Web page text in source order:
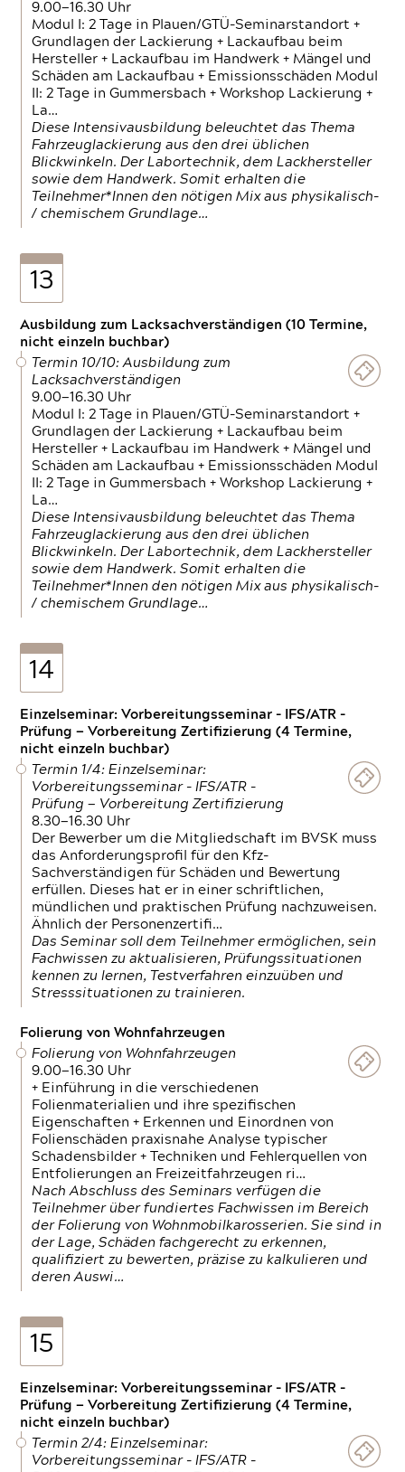
9.00—16.30 Uhr
Modul I: 2 Tage in Plauen/GTÜ-Seminarstandort +
Grundlagen der Lackierung + Lackaufbau beim
Hersteller + Lackaufbau im Handwerk + Mängel und
Schäden am Lackaufbau + Emissionsschäden Modul
II: 2 Tage in Gummersbach + Workshop Lackierung +
La…
Diese Intensivausbildung beleuchtet das Thema
Fahrzeuglackierung aus den drei üblichen
Blickwinkeln. Der Labortechnik, dem Lackhersteller
sowie dem Handwerk. Somit erhalten die
Teilnehmer*Innen den nötigen Mix aus physikalisch-
/ chemischem Grundlage…
13
Ausbildung zum Lacksachverständigen (10 Termine,
nicht einzeln buchbar)
Termin 10/10: Ausbildung zum
Lacksachverständigen
9.00—16.30 Uhr
Modul I: 2 Tage in Plauen/GTÜ-Seminarstandort +
Grundlagen der Lackierung + Lackaufbau beim
Hersteller + Lackaufbau im Handwerk + Mängel und
Schäden am Lackaufbau + Emissionsschäden Modul
II: 2 Tage in Gummersbach + Workshop Lackierung +
La…
Diese Intensivausbildung beleuchtet das Thema
Fahrzeuglackierung aus den drei üblichen
Blickwinkeln. Der Labortechnik, dem Lackhersteller
sowie dem Handwerk. Somit erhalten die
Teilnehmer*Innen den nötigen Mix aus physikalisch-
/ chemischem Grundlage…
14
Einzelseminar: Vorbereitungsseminar - IFS/ATR -
Prüfung — Vorbereitung Zertifizierung (4 Termine,
nicht einzeln buchbar)
Termin 1/4: Einzelseminar:
Vorbereitungsseminar - IFS/ATR -
Prüfung — Vorbereitung Zertifizierung
8.30—16.30 Uhr
Der Bewerber um die Mitgliedschaft im BVSK muss
das Anforderungsprofil für den Kfz-
Sachverständigen für Schäden und Bewertung
erfüllen. Dieses hat er in einer schriftlichen,
mündlichen und praktischen Prüfung nachzuweisen.
Ähnlich der Personenzertifi…
Das Seminar soll dem Teilnehmer ermöglichen, sein
Fachwissen zu aktualisieren, Prüfungssituationen
kennen zu lernen, Testverfahren einzuüben und
Stresssituationen zu trainieren.
Folierung von Wohnfahrzeugen
Folierung von Wohnfahrzeugen
9.00—16.30 Uhr
+ Einführung in die verschiedenen
Folienmaterialien und ihre spezifischen
Eigenschaften + Erkennen und Einordnen von
Folienschäden praxisnahe Analyse typischer
Schadensbilder + Techniken und Fehlerquellen von
Entfolierungen an Freizeitfahrzeugen ri…
Nach Abschluss des Seminars verfügen die
Teilnehmer über fundiertes Fachwissen im Bereich
der Folierung von Wohnmobilkarosserien. Sie sind in
der Lage, Schäden fachgerecht zu erkennen,
qualifiziert zu bewerten, präzise zu kalkulieren und
deren Auswi…
15
Einzelseminar: Vorbereitungsseminar - IFS/ATR -
Prüfung — Vorbereitung Zertifizierung (4 Termine,
nicht einzeln buchbar)
Termin 2/4: Einzelseminar:
Vorbereitungsseminar - IFS/ATR -